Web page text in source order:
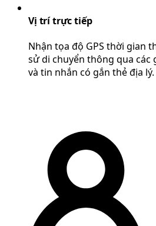
Vị trí trực tiếp
Nhận tọa độ GPS thời gian
sử di chuyển thông qua các
và tin nhắn có gắn thẻ địa lý.